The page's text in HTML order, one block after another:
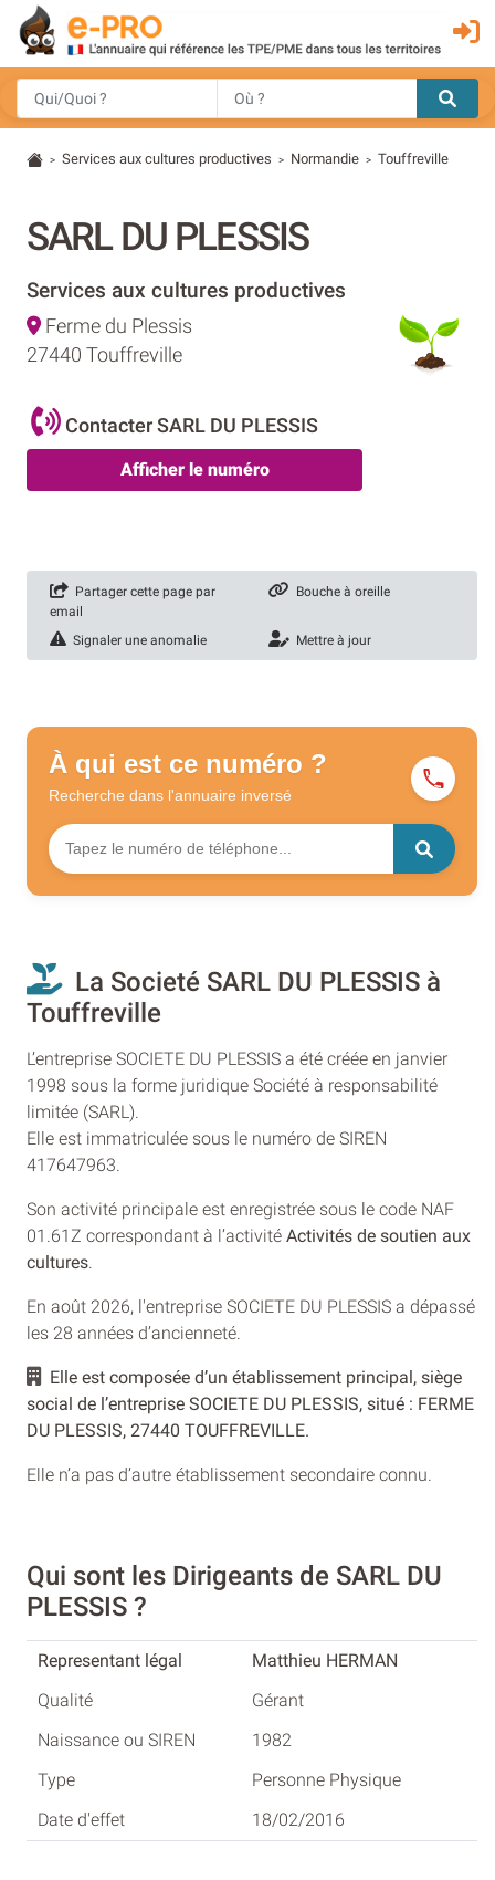
> Services aux cultures productives > Normandie > Touffreville
SARL DU PLESSIS
Services aux cultures productives
Ferme du Plessis
27440 Touffreville
Contacter SARL DU PLESSIS
Afficher le numéro
Partager cette page par
email
Bouche à oreille
Signaler une anomalie Mettre à jour
À qui est ce numéro ?
Recherche dans l'annuaire inversé
La Societé SARL DU PLESSIS à
Touffreville
L’entreprise SOCIETE DU PLESSIS a été créée en janvier
1998 sous la forme juridique Société à responsabilité
limitée (SARL).
Elle est immatriculée sous le numéro de SIREN
417647963.
Son activité principale est enregistrée sous le code NAF
01.61Z correspondant à l’activité Activités de soutien aux
cultures
En août 2026, l'entreprise SOCIETE DU PLESSIS a dépassé
les 28 années d’ancienneté.
Elle est composée d’un établissement principal, siège
social de l’entreprise SOCIETE DU PLESSIS, situé : FERME
DU PLESSIS, 27440 TOUFFREVILLE.
Elle n’a pas d’autre établissement secondaire connu.
Qui sont les Dirigeants de SARL DU
PLESSIS ?
Matthieu HERMAN
Gérant
1982
Personne Physique
18/02/2016